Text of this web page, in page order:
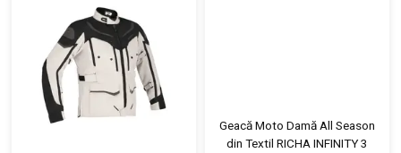
Geacă Moto Damă All Season
din Textil RICHA INFINITY 3